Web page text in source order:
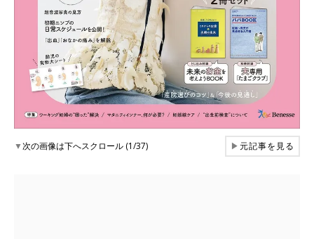
▼次の画像は下へスクロール (1/37) ▶元記事を見る